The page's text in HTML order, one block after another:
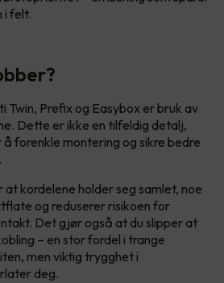
i felt.
Twin, Prefix og Easybox er bruk av
Dette er ikke en tilfeldig detalj,
forenkle montering og sikre bedre
kordelene holder seg samlet, noe
og reduserer risikoen for
Det gjør også at du slipper at
– en stor fordel i trange
men viktig trygghet i
deg.